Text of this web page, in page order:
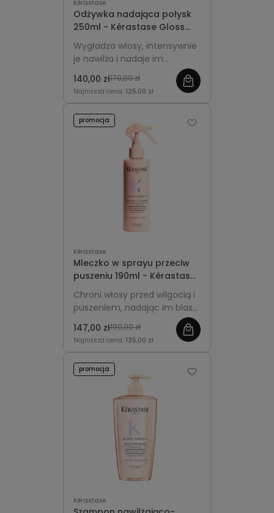
Kérastase
Odżywka nadająca połysk
250ml - Kérastase Gloss
Absolu Insta-Glaze
Wygładza włosy, intensywnie
je nawilża i nadaje im
obciążania.
140,00 zł170,00 zł
Najniższa cena: 125,00 zł
Kérastase
Mleczko w sprayu przeciw
puszeniu 190ml - Kérastase
Gloss Absolu Anti-Frizz
Glaze
Chroni włosy przed wilgocią i
puszeniem, nadając im blask,
miękkość i gładką strukturę.
147,00 zł190,00 zł
Najniższa cena: 135,00 zł
promocja
Kérastase
promocja